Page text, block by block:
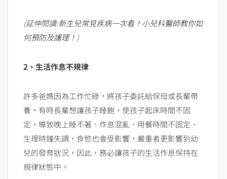
(延伸閱讀:新生兒常見疾病一次看！小兒科醫師教你如
何預防及護理！ )
2、生活作息不規律
許多爸媽因為工作忙碌，將孩子委託給保母或長輩帶
養，有時長輩想讓孩子睡飽，使孩子起床時間不固
定，導致晚上睡不著、作息混亂、用餐時間不固定、
生理時鐘失調，食慾也會受影響，嚴重者更影響到幼
兒的發育狀況，因此，務必讓孩子的生活作息保持在
規律狀態中。